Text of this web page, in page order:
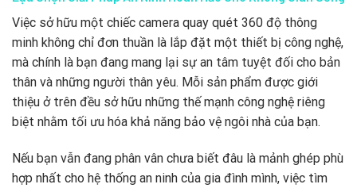
Việc sở hữu một chiếc camera quay quét 360 độ thông
minh không chỉ đơn thuần là lắp đặt một thiết bị công nghệ,
mà chính là bạn đang mang lại sự an tâm tuyệt đối cho bản
thân và những người thân yêu. Mỗi sản phẩm được giới
thiệu ở trên đều sở hữu những thế mạnh công nghệ riêng
biệt nhằm tối ưu hóa khả năng bảo vệ ngôi nhà của bạn.
Nếu bạn vẫn đang phân vân chưa biết đâu là mảnh ghép phù
hợp nhất cho hệ thống an ninh của gia đình mình, việc tìm